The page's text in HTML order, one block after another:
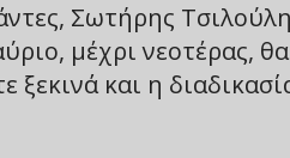
Σωτήρης
μέχρι νεοτέρας,
και η